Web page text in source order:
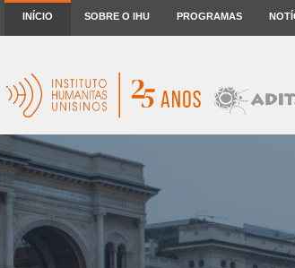
INÍCIO SOBRE O IHU PROGRAMAS